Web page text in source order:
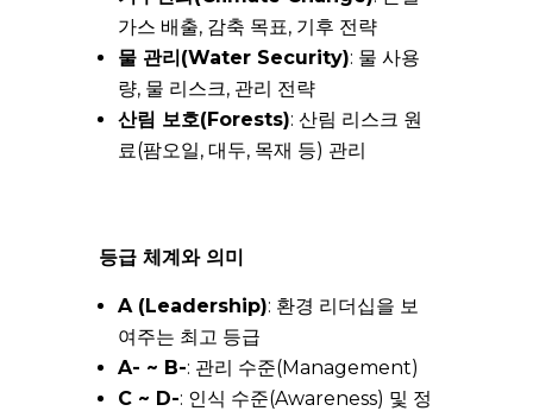
가스 배출, 감축 목표, 기후 전략
물 관리(Water Security): 물 사용
량, 물 리스크, 관리 전략
산림 보호(Forests): 산림 리스크 원
료(팜오일, 대두, 목재 등) 관리
등급 체계와 의미
A (Leadership): 환경 리더십을 보
여주는 최고 등급
A- ~ B-: 관리 수준(Management)
C ~ D-: 인식 수준(Awareness) 및 정